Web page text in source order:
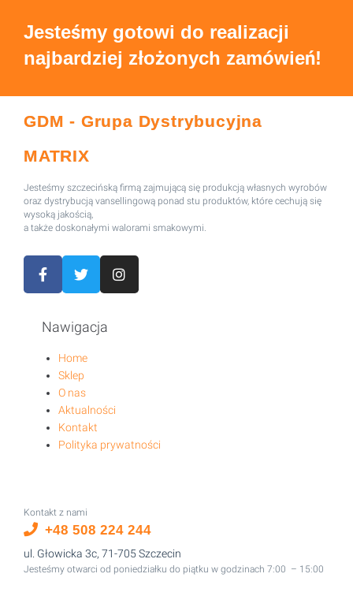
Jesteśmy gotowi do realizacji
najbardziej złożonych zamówień!
GDM - Grupa Dystrybucyjna
MATRIX
Jesteśmy szczecińską firmą zajmującą się produkcją własnych wyrobów
oraz dystrybucją vansellingową ponad stu produktów, które cechują się
wysoką jakością,
a także doskonałymi walorami smakowymi.
Nawigacja
Home
Sklep
O nas
Aktualności
Kontakt
Polityka prywatności
Kontakt z nami
+48 508 224 244
ul. Głowicka 3c, 71-705 Szczecin
Jesteśmy otwarci od poniedziałku do piątku w godzinach 7:00 – 15:00